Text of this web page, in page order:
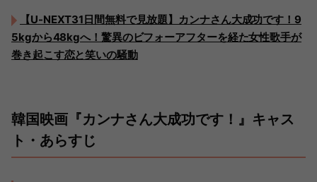
【U-NEXT31日間無料で見放題】カンナさん大成功です！9
5kgから48kgへ！驚異のビフォーアフターを経た女性歌手が
巻き起こす恋と笑いの騒動
韓国映画『カンナさん大成功です！』キャス
ト・あらすじ